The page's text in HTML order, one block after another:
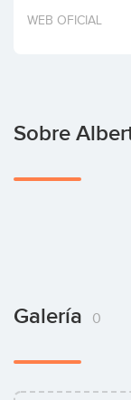
Invertir
WEB OFICIAL
Sobre
Galería 0